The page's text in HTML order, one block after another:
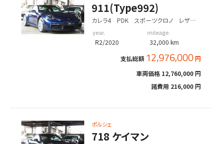
911(Type992)
カレラ4 PDK スポーツクロノ レザー
year.
R2/2020
mileage.
32,000 km
支払総額 12,976,000 円
車両価格 12,760,000 円
諸費用 216,000 円
ポルシェ
718 ケイマン